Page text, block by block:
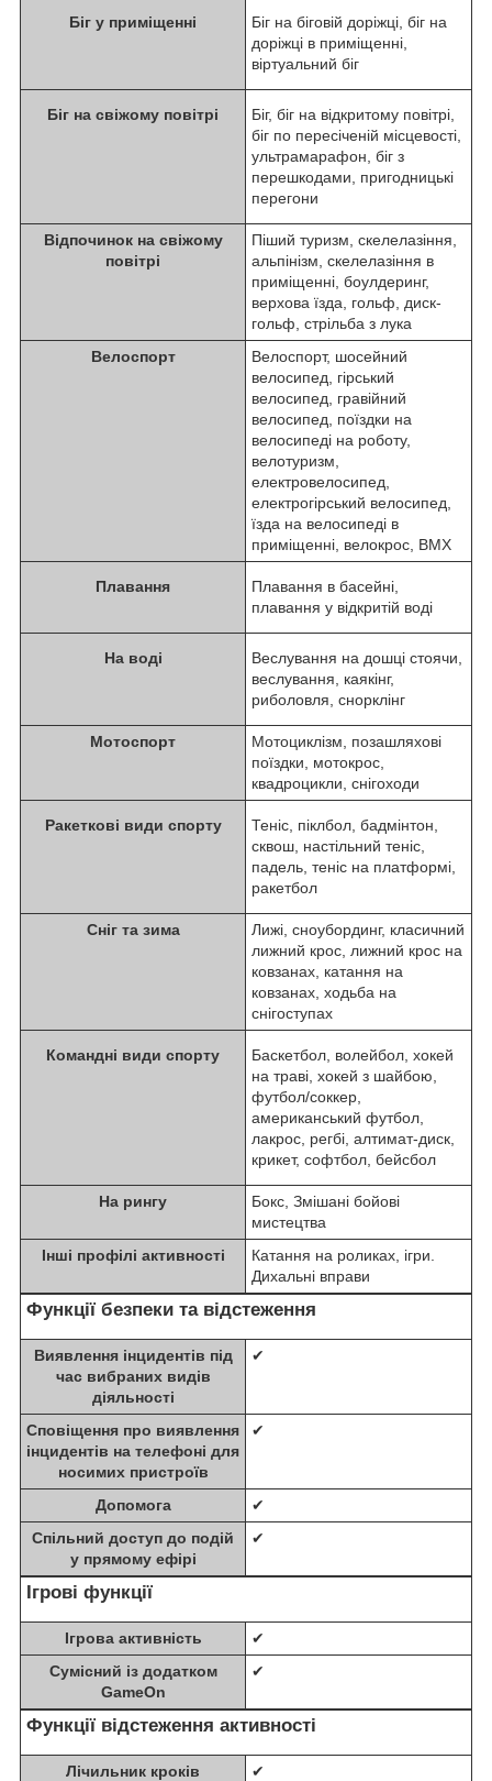
Біг у приміщенні
Біг на біговій доріжці, біг на
доріжці в приміщенні,
віртуальний біг
Біг на свіжому повітрі
Біг, біг на відкритому повітрі,
біг по пересіченій місцевості,
ультрамарафон, біг з
перешкодами, пригодницькі
перегони
Відпочинок на свіжому
повітрі
Піший туризм, скелелазіння,
альпінізм, скелелазіння в
приміщенні, боулдеринг,
верхова їзда, гольф, диск-
гольф, стрільба з лука
Велоспорт
Велоспорт, шосейний
велосипед, гірський
велосипед, гравійний
велосипед, поїздки на
велосипеді на роботу,
велотуризм,
електровелосипед,
електрогірський велосипед,
їзда на велосипеді в
приміщенні, велокрос, BMX
Плавання
Плавання в басейні,
плавання у відкритій воді
На воді
Веслування на дошці стоячи,
веслування, каякінг,
риболовля, снорклінг
Мотоспорт
Мотоциклізм, позашляхові
поїздки, мотокрос,
квадроцикли, снігоходи
Ракеткові види спорту
Теніс, піклбол, бадмінтон,
сквош, настільний теніс,
падель, теніс на платформі,
ракетбол
Сніг та зима
Лижі, сноубординг, класичний
лижний крос, лижний крос на
ковзанах, катання на
ковзанах, ходьба на
снігоступах
Командні види спорту
Баскетбол, волейбол, хокей
на траві, хокей з шайбою,
футбол/соккер,
американський футбол,
лакрос, регбі, алтимат-диск,
крикет, софтбол, бейсбол
На рингу
Бокс, Змішані бойові
мистецтва
Інші профілі активності
Катання на роликах, ігри.
Дихальні вправи
Функції безпеки та відстеження
Виявлення інцидентів під
час вибраних видів
діяльності
✔
Сповіщення про виявлення
інцидентів на телефоні для
носимих пристроїв
✔
Допомога
✔
Спільний доступ до подій
у прямому ефірі
✔
Ігрові функції
Ігрова активність
✔
Сумісний із додатком
GameOn
✔
Функції відстеження активності
Лічильник кроків
✔